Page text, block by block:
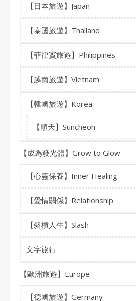
【日本旅遊】Japan
【泰國旅遊】Thailand
【菲律賓旅遊】Philippines
【越南旅遊】Vietnam
【韓國旅遊】Korea
【順天】Suncheon
【成為發光體】Grow to Glow
【心靈保養】Inner Healing
【愛情關係】Relationship
【斜槓人生】Slash
文字旅行
【歐洲旅遊】Europe
【德國旅遊】Germany